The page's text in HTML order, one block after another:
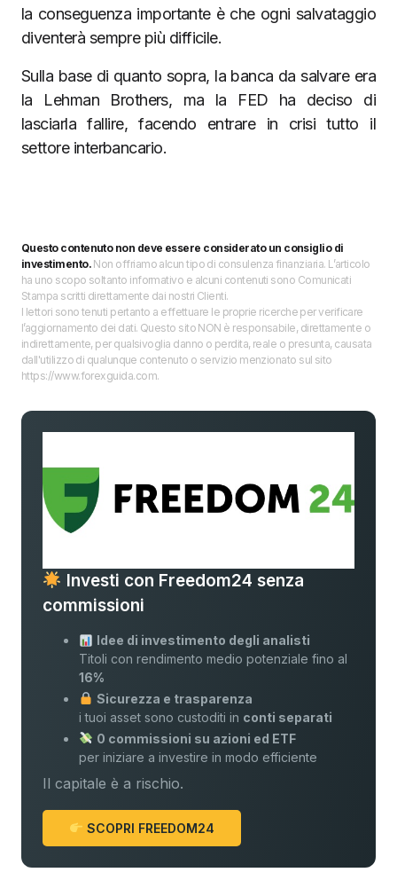
la conseguenza importante è che ogni salvataggio
diventerà sempre più difficile.
Sulla base di quanto sopra, la banca da salvare era
la Lehman Brothers, ma la FED ha deciso di
lasciarla fallire, facendo entrare in crisi tutto il
settore interbancario.
Questo contenuto non deve essere considerato un consiglio di
investimento.Non offriamo alcun tipo di consulenza finanziaria. L’articolo
ha uno scopo soltanto informativo e alcuni contenuti sono Comunicati
Stampa scritti direttamente dai nostri Clienti.
I lettori sono tenuti pertanto a effettuare le proprie ricerche per verificare
l’aggiornamento dei dati. Questo sito NON è responsabile, direttamente o
indirettamente, per qualsivoglia danno o perdita, reale o presunta, causata
dall'utilizzo di qualunque contenuto o servizio menzionato sul sito
https://www.forexguida.com.
Investi con Freedom24 senza
commissioni
Idee di investimento degli analisti
Titoli con rendimento medio potenziale fino al
16%
Sicurezza e trasparenza
i tuoi asset sono custoditi in conti separati
0 commissioni su azioni ed ETF
per iniziare a investire in modo efficiente
Il capitale è a rischio.
SCOPRI FREEDOM24